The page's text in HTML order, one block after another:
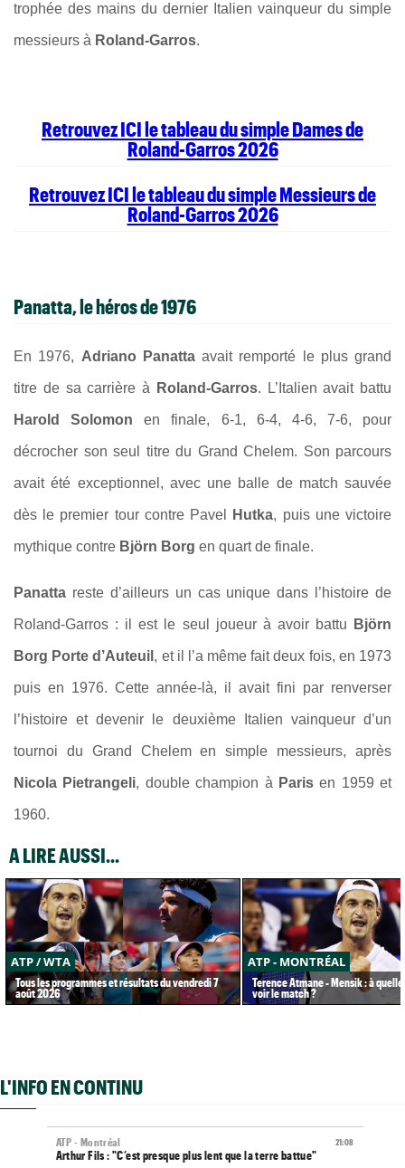
trophée des mains du dernier Italien vainqueur du simple
messieurs à Roland-Garros.
Retrouvez ICI le tableau du simple Dames de
Roland-Garros 2026
Retrouvez ICI le tableau du simple Messieurs de
Roland-Garros 2026
Panatta, le héros de 1976
En 1976, Adriano Panattaavait remporté le plus grand
titre de sa carrière à Roland-Garros. L’Italien avait battu
Harold Solomon en finale, 6-1, 6-4, 4-6, 7-6, pour
décrocher son seul titre du Grand Chelem. Son parcours
avait été exceptionnel, avec une balle de match sauvée
dès le premier tour contre Pavel Hutka, puis une victoire
mythique contre Björn Borg en quart de finale.
Panatta reste d’ailleurs un cas unique dans l’histoire de
Roland-Garros : il est le seul joueur à avoir battu Björn
Borg Porte d’Auteuil , et il l’a même fait deux fois, en 1973
puis en 1976. Cette année-là, il avait fini par renverser
l’histoire et devenir le deuxième Italien vainqueur d’un
tournoi du Grand Chelem en simple messieurs, après
Nicola Pietrangeli, double champion à Parisen 1959 et
1960.
A LIRE AUSSI...
ATP / WTA
Tous les programmes et résultats du vendredi 7
août 2026
ATP - MONTRÉAL
Terence Atmane - Mensik : à
voir le match ?
L'INFO EN CONTINU
21:08
ATP - Montréal
Arthur Fils : "C’est presque plus lent que la terre battue"